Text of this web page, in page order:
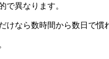
で異なります。
けなら数時間から数日で